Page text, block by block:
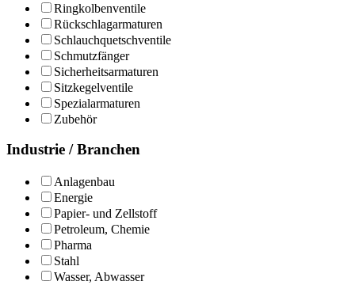
Ringkolbenventile
Rückschlagarmaturen
Schlauchquetschventile
Schmutzfänger
Sicherheitsarmaturen
Sitzkegelventile
Spezialarmaturen
Zubehör
Industrie / Branchen
Anlagenbau
Energie
Papier- und Zellstoff
Petroleum, Chemie
Pharma
Stahl
Wasser, Abwasser